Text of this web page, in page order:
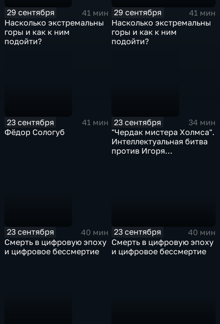
29 сентября
41 мин
Насколько экстремальны
горы и как к ним
подойти?
29 сентября
41 мин
Насколько экстремальны
горы и как к ним
подойти?
23 сентября
41 мин
Фёдор Сологуб
23 сентября
34 мин
"Чердак мистера Холмса".
Интеллектуальная битва
против Игоря
23 сентября
40 мин
Смерть в цифровую эпоху
и цифровое бессмертие
23 сентября
40 мин
Смерть в цифровую эпоху
и цифровое бессмертие